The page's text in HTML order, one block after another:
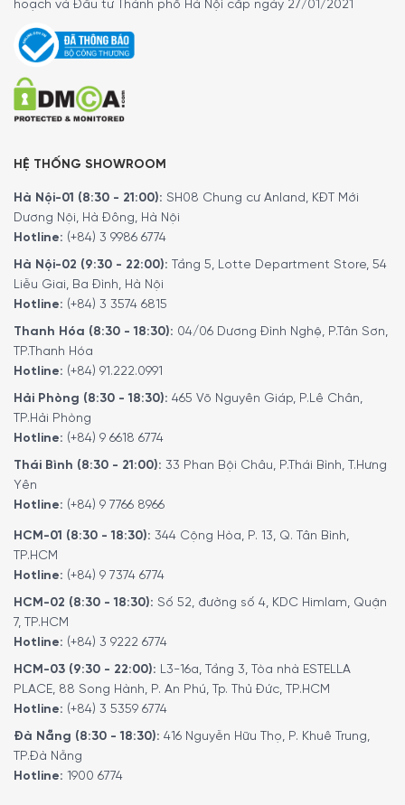
showroomcủaMinh House
nghiệm sản phẩm này.
MINH HOUSE CAM KẾT
Giao hàng nhanh chóng toàn quốc.
Bảo hành bằng thẻ bảo hành chính hãng từ công ty.
Hàng đúng nguồn gốc, chính hãng, nhập khẩu Đức & EU.
Ngoài ra quý khách có thể tham khảo thêm các sản
phẩmdao, thớtkhácTại đây
Để phục vụ khách hàng tốt hơn trong việc sử dụng hoặc
tìm hiểu về các tính năng của các sản phẩm gia dụng.
Minh House đã cho ra đời kênh
dung thú vị. Quý khách có thể theo dõi kênh youtube
bằng liên kết
5/5 - (2 bình chọn)
hoạch và Đầu tư Thành phố Hà Nội cấp ngày 27/01/2021
HỆ THỐNG SHOWROOM
Hà Nội-01 (8:30 - 21:00): SH08 Chung cư Anland, KĐT Mới
Dương Nội, Hà Đông, Hà Nội
Hotline: (+84) 3 9986 6774
Hà Nội-02 (9:30 - 22:00): Tầng 5, Lotte Department Store, 54
Liễu Giai, Ba Đình, Hà Nội
Hotline: (+84) 3 3574 6815
Thanh Hóa (8:30 - 18:30): 04/06 Dương Đình Nghệ, P.Tân Sơn,
TP.Thanh Hóa
Hotline: (+84) 91.222.0991
Hải Phòng (8:30 - 18:30): 465 Võ Nguyên Giáp, P.Lê Chân,
TP.Hải Phòng
Hotline: (+84) 9 6618 6774
Thái Bình (8:30 - 21:00): 33 Phan Bội Châu, P.Thái Bình, T.Hưng
Yên
Hotline: (+84) 9 7766 8966
HCM-01 (8:30 - 18:30): 344 Cộng Hòa, P. 13, Q. Tân Bình,
TP.HCM
Hotline: (+84) 9 7374 6774
HCM-02 (8:30 - 18:30): Số 52, đường số 4, KDC Himlam, Quận
7, TP.HCM
Hotline: (+84) 3 9222 6774
HCM-03 (9:30 - 22:00): L3-16a, Tầng 3, Tòa nhà ESTELLA
PLACE, 88 Song Hành, P. An Phú, Tp. Thủ Đức, TP.HCM
Hotline: (+84) 3 5359 6774
Đà Nẵng (8:30 - 18:30): 416 Nguyễn Hữu Thọ, P. Khuê Trung,
TP.Đà Nẵng
Hotline: 1900 6774